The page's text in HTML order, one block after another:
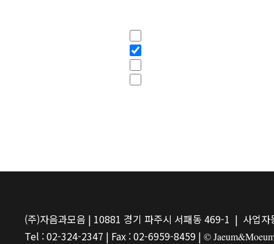
(주)자음과모음 | 10881 경기 파주시 서패동 469-1 | 사업
Tel : 02-324-2347 | Fax : 02-6959-8459 | ©